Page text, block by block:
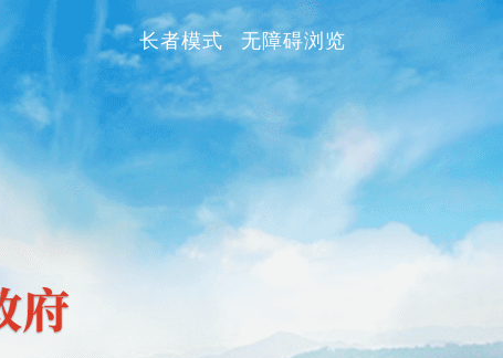
无障碍浏览
长者模式